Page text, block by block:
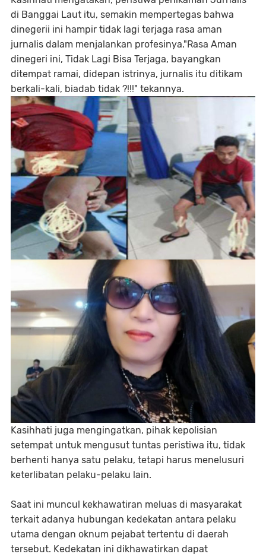
di Banggai Laut itu, semakin mempertegas bahwa
dinegerii ini hampir tidak lagi terjaga rasa aman
jurnalis dalam menjalankan profesinya."Rasa Aman
dinegeri ini, Tidak Lagi Bisa Terjaga, bayangkan
ditempat ramai, didepan istrinya, jurnalis itu ditikam
berkali-kali, biadab tidak ?!!!" tekannya.
Kasihhati juga mengingatkan, pihak kepolisian
setempat untuk mengusut tuntas peristiwa itu, tidak
berhenti hanya satu pelaku, tetapi harus menelusuri
keterlibatan pelaku-pelaku lain.
Saat ini muncul kekhawatiran meluas di masyarakat
terkait adanya hubungan kedekatan antara pelaku
utama dengan oknum pejabat tertentu di daerah
tersebut. Kedekatan ini dikhawatirkan dapat